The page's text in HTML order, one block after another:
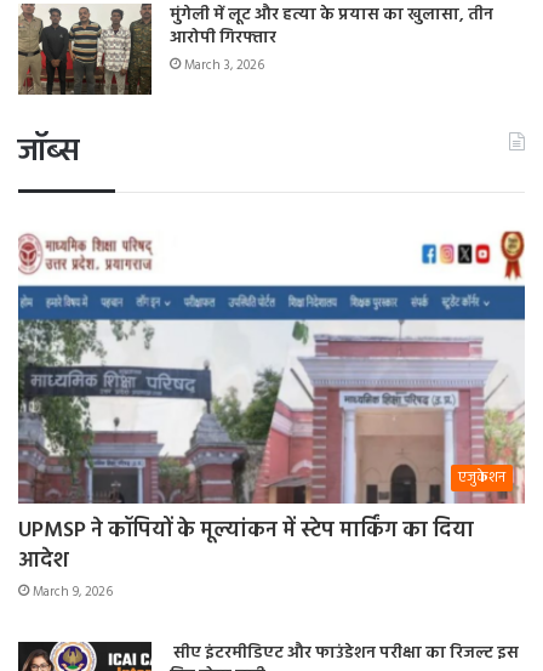
मुंगेली में लूट और हत्या के प्रयास का खुलासा, तीन
आरोपी गिरफ्तार
March 3, 2026
जॉब्स
एजुकेशन
UPMSP ने कॉपियों के मूल्यांकन में स्टेप मार्किंग का दिया
आदेश
March 9, 2026
सीए इंटरमीडिएट और फाउंडेशन परीक्षा का रिजल्ट इस